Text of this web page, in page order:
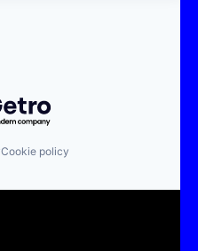
by Getro.com
Cookie policy